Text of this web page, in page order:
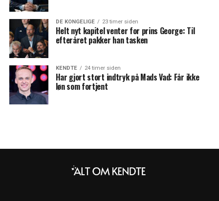
DE KONGELIGE 23 timer siden
Helt nyt kapitel venter for prins George: Til
efteråret pakker han tasken
KENDTE 24 timer siden
Har gjort stort indtryk på Mads Vad: Får ikke
løn som fortjent